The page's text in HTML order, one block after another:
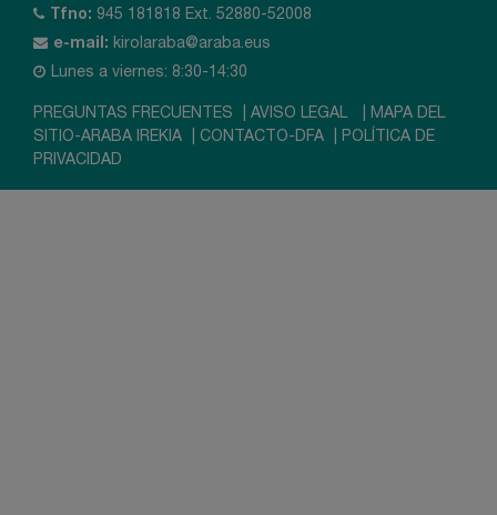
Tfno: 945 181818 Ext. 52880-52008
e-mail: kirolaraba@araba.eus
Lunes a viernes: 8:30-14:30
PREGUNTAS FRECUENTES AVISO LEGAL
MAPA DEL
SITIO-ARABA IREKIA
CONTACTO-DFA
POLÍTICA DE
PRIVACIDAD